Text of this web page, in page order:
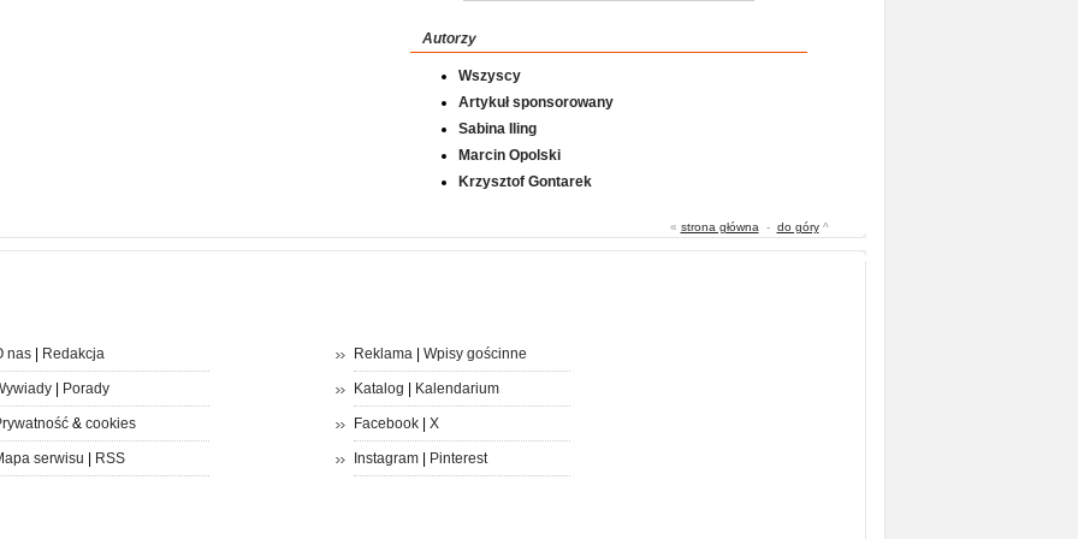
Autorzy
Wszyscy
Artykuł sponsorowany
Sabina Iling
Marcin Opolski
Krzysztof Gontarek
« strona główna - do góry^
nas| Redakcja
| Porady
& cookies
serwisu RSS
Reklama| Wpisy gościnne
Katalog Kalendarium
Facebook| X
Instagram| Pinterest